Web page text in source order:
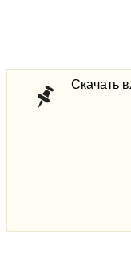
Скачать